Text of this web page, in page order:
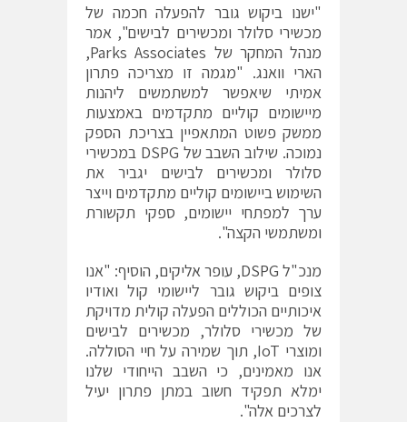
"ישנו ביקוש גובר להפעלה חכמה של
מכשירי סלולר ומכשירים לבישים", אמר
מנהל המחקר של Parks Associates,
הארי וואנג. "מגמה זו מצריכה פתרון
אמיתי שיאפשר למשתמשים ליהנות
מיישומים קוליים מתקדמים באמצעות
ממשק פשוט המתאפיין בצריכת הספק
נמוכה. שילוב השבב של DSPG במכשירי
סלולר ומכשירים לבישים יגביר את
השימוש ביישומים קוליים מתקדמים וייצר
ערך למפתחי יישומים, ספקי תקשורת
ומשתמשי הקצה".
מנכ"ל DSPG, עופר אליקים, הוסיף: "אנו
צופים ביקוש גובר ליישומי קול ואודיו
איכותיים הכוללים הפעלה קולית מדויקת
של מכשירי סלולר, מכשירים לבישים
ומוצרי IoT, תוך שמירה על חיי הסוללה.
אנו מאמינים, כי השבב הייחודי שלנו
ימלא תפקיד חשוב במתן פתרון יעיל
לצרכים אלה".